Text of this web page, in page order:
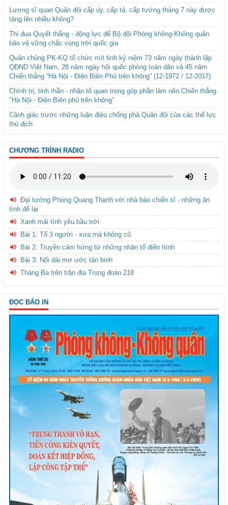
Lương sĩ quan Quân đội cấp úy, cấp tá, cấp tướng tháng 7 này được
tăng lên nhiều không?
Thi đua Quyết thắng - động lực để Bộ đội Phòng không-Không quân
bảo vệ vững chắc vùng trời quốc gia
Quân chủng PK-KQ tổ chức mít tinh kỷ niệm 73 năm ngày thành lập
QĐND Việt Nam, 28 năm ngày hội quốc phòng toàn dân và 45 năm
Chiến thắng “Hà Nội - Điện Biên Phủ trên không” (12-1972 / 12-2017)
Chính trị, tinh thần - nhân tố quan trọng góp phần làm nên Chiến thắng
"Hà Nội - Điện Biên phủ trên không"
Cảnh giác trước những luận điệu chống phá Quân đội của các thế lực
thù địch
CHƯƠNG TRÌNH RADIO
Đại tướng Phùng Quang Thanh với nhà báo chiến sĩ - những ân
tình để lại
Xanh mãi tình yêu bầu trời
Bài 1: Tổ 3 người - xưa mà không cũ
Bài 2: Truyền cảm hứng từ những nhân tố điển hình
Bài 3: Nối dài mơ ước tân binh
Tháng Ba trên trận địa Trung đoàn 218
ĐỌC BÁO IN